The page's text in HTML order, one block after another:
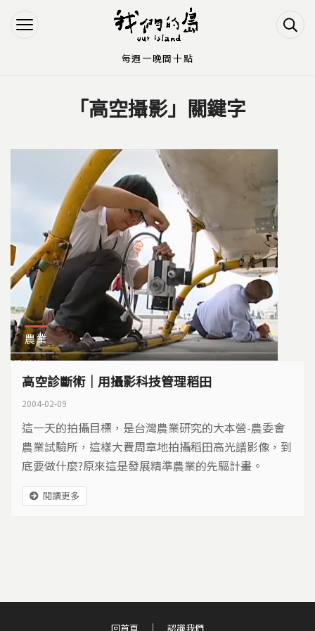
Jump to Navigation
Jump to Main content
「高空攝影」關鍵字
農業
高空診斷術｜用攝影科技管理稻田
2004-02-09
這一天的拍攝目標，是台灣農業研究的大本營-農委會
農業試驗所，這樣大費周章地拍攝稻田高光譜影像，到
底要做什麼?原來這是發展精準農業的先驅計畫。
閱讀更多
回首頁 認識我們
每週一晚間十點